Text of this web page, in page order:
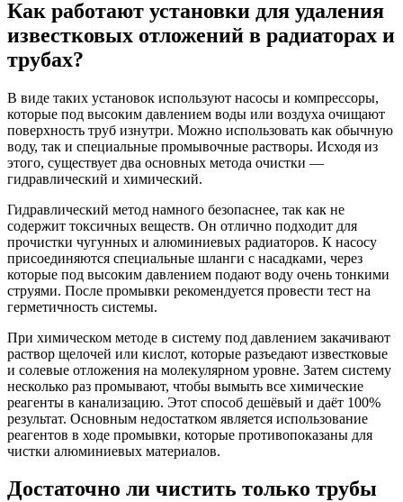
Как работают установки для удаления
известковых отложений в радиаторах и
трубах?
В виде таких установок используют насосы и компрессоры,
которые под высоким давлением воды или воздуха очищают
поверхность труб изнутри. Можно использовать как обычную
воду, так и специальные промывочные растворы. Исходя из
этого, существует два основных метода очистки —
гидравлический и химический.
Гидравлический метод намного безопаснее, так как не
содержит токсичных веществ. Он отлично подходит для
прочистки чугунных и алюминиевых радиаторов. К насосу
присоединяются специальные шланги с насадками, через
которые под высоким давлением подают воду очень тонкими
струями. После промывки рекомендуется провести тест на
герметичность системы.
При химическом методе в систему под давлением закачивают
раствор щелочей или кислот, которые разъедают известковые
и солевые отложения на молекулярном уровне. Затем систему
несколько раз промывают, чтобы вымыть все химические
реагенты в канализацию. Этот способ дешёвый и даёт 100%
результат. Основным недостатком является использование
реагентов в ходе промывки, которые противопоказаны для
чистки алюминиевых материалов.
Достаточно ли чистить только трубы